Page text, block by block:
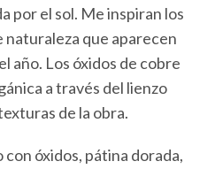
por el sol. Me inspiran los
naturaleza que aparecen
año. Los óxidos de cobre
a través del lienzo
de la obra.
óxidos, pátina dorada,